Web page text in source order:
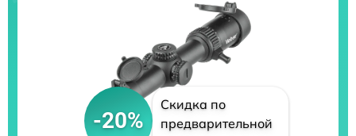
-20%
Скидка по
предварительной